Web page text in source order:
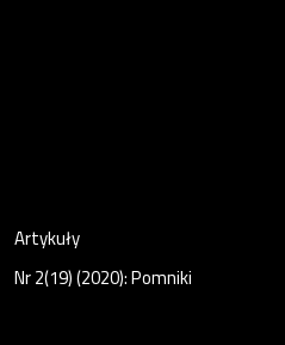
Artykuły
Nr 2(19) (2020): Pomniki